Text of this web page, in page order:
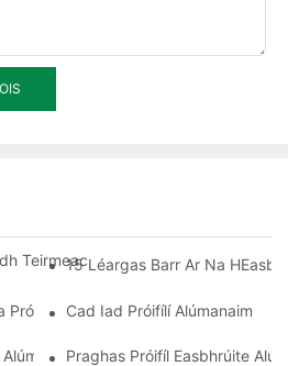
Teirmeach A Thionól Go Tapa Sa
15 Léargas Barr Ar Na
Próifíl Easbhrúite Alúmanaim
Cad Iad Próifílí Alúmanaim
Ann
Praghas Próifíl Easbhrúite